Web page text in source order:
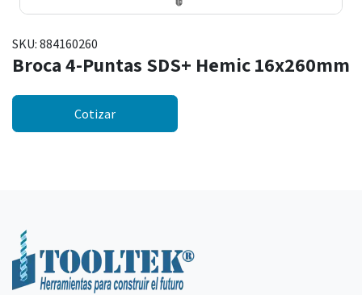
SKU: 884160260
Broca 4-Puntas SDS+ Hemic 16x260mm
Cotizar